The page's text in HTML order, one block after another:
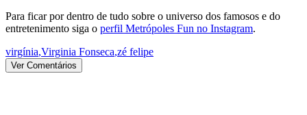
Para ficar por dentro de tudo sobre o universo dos famosos e do
entretenimento siga o perfil Metrópoles Fun no Instagram.
virgínia,Virginia Fonseca,zé felipe
Ver Comentários